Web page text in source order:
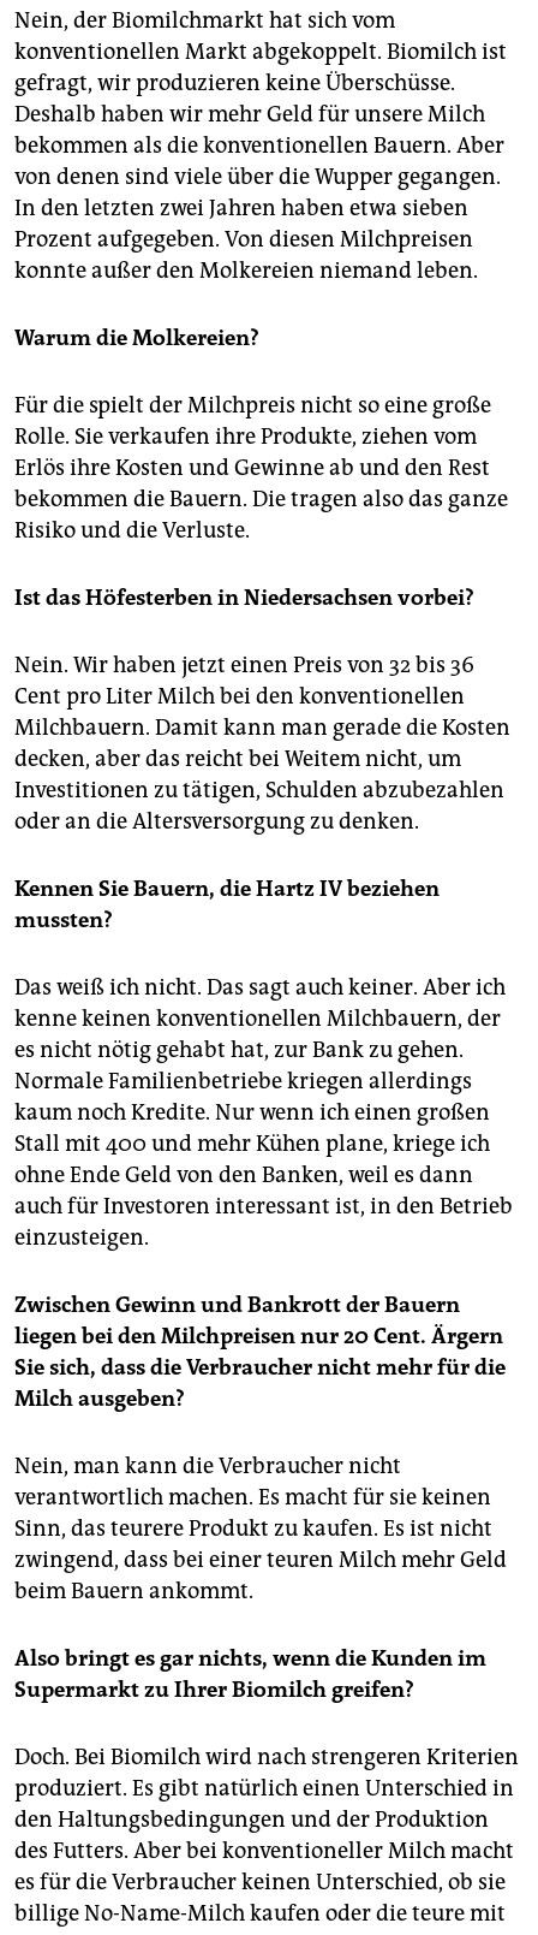
Nein, der Biomilchmarkt hat sich vom
konventionellen Markt abgekoppelt. Biomilch ist
gefragt, wir produzieren keine Überschüsse.
Deshalb haben wir mehr Geld für unsere Milch
bekommen als die konventionellen Bauern. Aber
von denen sind viele über die Wupper gegangen.
In den letzten zwei Jahren haben etwa sieben
Prozent aufgegeben. Von diesen Milchpreisen
konnte außer den Molkereien niemand leben.
Warum die Molkereien?
Für die spielt der Milchpreis nicht so eine große
Rolle. Sie verkaufen ihre Produkte, ziehen vom
Erlös ihre Kosten und Gewinne ab und den Rest
bekommen die Bauern. Die tragen also das ganze
Risiko und die Verluste.
Ist das Höfesterben in Niedersachsen vorbei?
Nein. Wir haben jetzt einen Preis von 32 bis 36
Cent pro Liter Milch bei den konventionellen
Milchbauern. Damit kann man gerade die Kosten
decken, aber das reicht bei Weitem nicht, um
Investitionen zu tätigen, Schulden abzubezahlen
oder an die Altersversorgung zu denken.
Kennen Sie Bauern, die Hartz IV beziehen
mussten?
Das weiß ich nicht. Das sagt auch keiner. Aber ich
kenne keinen konventionellen Milchbauern, der
es nicht nötig gehabt hat, zur Bank zu gehen.
Normale Familienbetriebe kriegen allerdings
kaum noch Kredite. Nur wenn ich einen großen
Stall mit 400 und mehr Kühen plane, kriege ich
ohne Ende Geld von den Banken, weil es dann
auch für Investoren interessant ist, in den Betrieb
einzusteigen.
Zwischen Gewinn und Bankrott der Bauern
liegen bei den Milchpreisen nur 20 Cent. Ärgern
Sie sich, dass die Verbraucher nicht mehr für die
Milch ausgeben?
Nein, man kann die Verbraucher nicht
verantwortlich machen. Es macht für sie keinen
Sinn, das teurere Produkt zu kaufen. Es ist nicht
zwingend, dass bei einer teuren Milch mehr Geld
beim Bauern ankommt.
Also bringt es gar nichts, wenn die Kunden im
Supermarkt zu Ihrer Biomilch greifen?
Doch. Bei Biomilch wird nach strengeren Kriterien
produziert. Es gibt natürlich einen Unterschied in
den Haltungsbedingungen und der Produktion
des Futters. Aber bei konventioneller Milch macht
es für die Verbraucher keinen Unterschied, ob sie
billige No-Name-Milch kaufen oder die teure mit